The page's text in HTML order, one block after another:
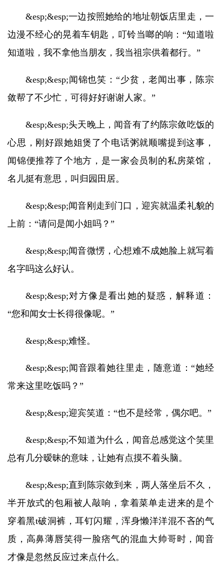
&esp;&esp;一边按照她给的地址朝饭店里走，一
边漫不经心的晃着车钥匙，叮铃当啷的响：“知道啦
知道啦，我不拿他当朋友，我当祖宗供着都行。”
&esp;&esp;闻锦也笑：“少贫，老闻出事，陈宗
敛帮了不少忙，可得好好谢谢人家。”
&esp;&esp;头天晚上，闻音有了约陈宗敛吃饭的
心思，刚好跟她姐煲了个电话粥就顺嘴提到这事，
闻锦便推荐了个地方，是一家会员制的私房菜馆，
名儿挺有意思，叫归园田居。
&esp;&esp;闻音刚走到门口，迎宾就温柔礼貌的
上前：“请问是闻小姐吗？”
&esp;&esp;闻音微愣，心想难不成她脸上就写着
名字吗这么好认。
&esp;&esp;对方像是看出她的疑惑，解释道：
“您和闻女士长得很像呢。”
&esp;&esp;难怪。
&esp;&esp;闻音跟着她往里走，随意道：“她经
常来这里吃饭吗？”
&esp;&esp;迎宾笑道：“也不是经常，偶尔吧。”
&esp;&esp;不知道为什么，闻音总感觉这个笑里
总有几分暧昧的意味，让她有点摸不着头脑。
&esp;&esp;直到陈宗敛到来，两人落坐后不久，
半开放式的包厢被人敲响，拿着菜单走进来的是个
穿着黑t破洞裤，耳钉闪耀，浑身懒洋洋混不吝的气
质，高鼻薄唇笑得一脸痞气的混血大帅哥时，闻音
才像是忽然反应过来点什么。